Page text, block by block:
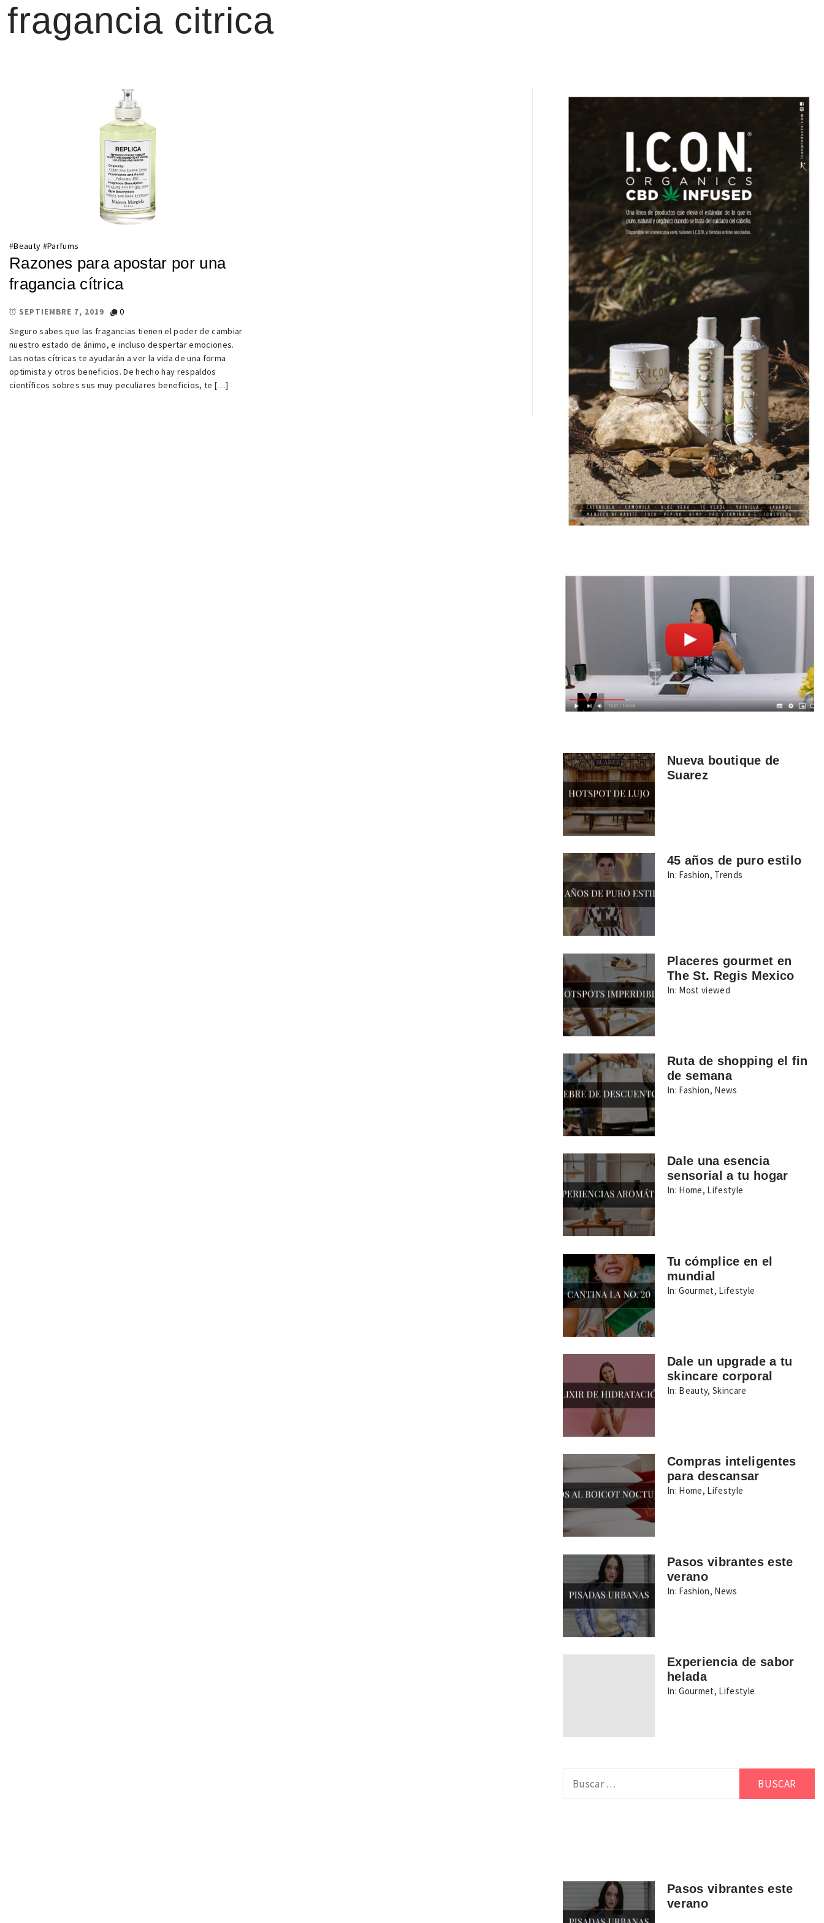
fragancia citrica
#Beauty #Parfums
Razones para apostar por una
fragancia cítrica
SEPTIEMBRE 7, 2019
0
Seguro sabes que las fragancias tienen el poder de cambiar
nuestro estado de ánimo, e incluso despertar emociones.
Las notas cítricas te ayudarán a ver la vida de una forma
optimista y otros beneficios. De hecho hay respaldos
científicos sobres sus muy peculiares beneficios, te […]
Nueva boutique de
Suarez
45 años de puro estilo
In: Fashion, Trends
Placeres gourmet en
The St. Regis Mexico
In: Most viewed
Ruta de shopping el fin
de semana
In: Fashion, News
Dale una esencia
sensorial a tu hogar
In: Home, Lifestyle
Tu cómplice en el
mundial
In: Gourmet, Lifestyle
Dale un upgrade a tu
skincare corporal
In: Beauty,Skincare
Compras inteligentes
para descansar
In: Home, Lifestyle
Pasos vibrantes este
verano
In: Fashion, News
Experiencia de sabor
helada
In: Gourmet, Lifestyle
Pasos vibrantes este
verano